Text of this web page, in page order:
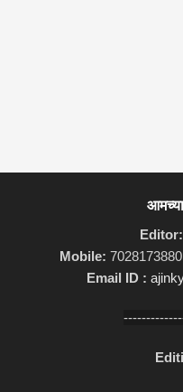
Editor:
Mobile:
Email ID :